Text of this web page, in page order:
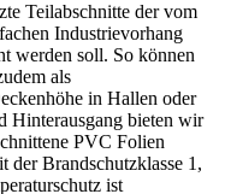
Teilabschnitte der vom
Industrievorhang
werden soll. So können
als
in Hallen oder
Hinterausgang bieten wir
PVC Folien
der Brandschutzklasse 1,
ist